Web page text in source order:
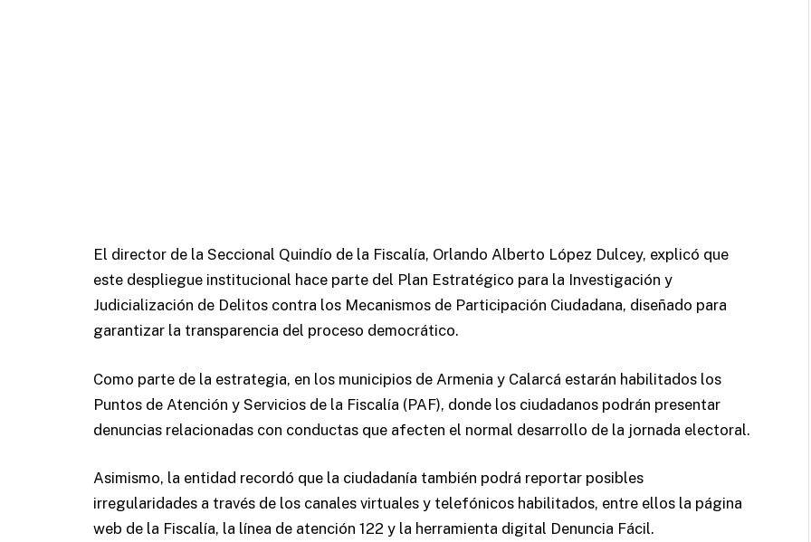
El director de la Seccional Quindío de la Fiscalía, Orlando Alberto López Dulcey, explicó que
este despliegue institucional hace parte del Plan Estratégico para la Investigación y
Judicialización de Delitos contra los Mecanismos de Participación Ciudadana, diseñado para
garantizar la transparencia del proceso democrático.
Como parte de la estrategia, en los municipios de Armenia y Calarcá estarán habilitados los
Puntos de Atención y Servicios de la Fiscalía (PAF), donde los ciudadanos podrán presentar
denuncias relacionadas con conductas que afecten el normal desarrollo de la jornada electoral.
Asimismo, la entidad recordó que la ciudadanía también podrá reportar posibles
irregularidades a través de los canales virtuales y telefónicos habilitados, entre ellos la página
web de la Fiscalía, la línea de atención 122 y la herramienta digital Denuncia Fácil.